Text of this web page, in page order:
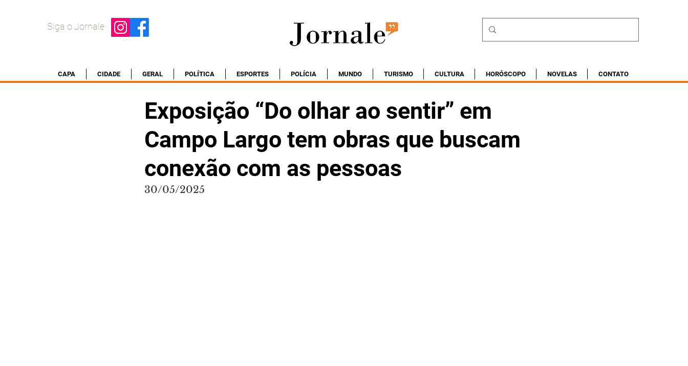
Siga o Jornale
CAPA CIDADE GERAL POLÍTICA ESPORTES POLÍCIA MUNDO TURISMO CULTURA HORÓSCOPO NOVELAS CONTATO
Exposição “Do olhar ao sentir” em
Campo Largo tem obras que buscam
conexão com as pessoas
30/05/2025